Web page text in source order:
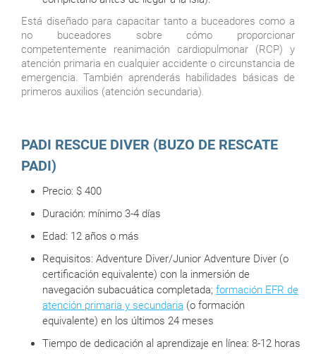
Está diseñado para capacitar tanto a buceadores como a
no buceadores sobre cómo proporcionar
competentemente reanimación cardiopulmonar (RCP) y
atención primaria en cualquier accidente o circunstancia de
emergencia. También aprenderás habilidades básicas de
primeros auxilios (atención secundaria).
PADI RESCUE DIVER (BUZO DE RESCATE
PADI)
Precio: $ 400
Duración: mínimo 3-4 días
Edad: 12 años o más
Requisitos: Adventure Diver/Junior Adventure Diver (o
certificación equivalente) con la inmersión de
navegación subacuática completada; formación EFR de
atención primaria y secundaria (o formación
equivalente) en los últimos 24 meses
Tiempo de dedicación al aprendizaje en línea: 8-12 horas